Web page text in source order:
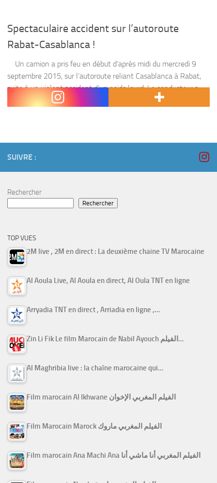
Spectaculaire accident sur l’autoroute
Rabat-Casablanca !
Un camion a pris feu en début d’après midi du mercredi 9
septembre 2015, sur l’autoroute reliant Casablanca à Rabat,
suite à un violent accident d’un poids lourd. Le conducteur a
SUIVRE :
Rechercher
Rechercher
TOP VUES
2M live , 2M en direct : La deuxième chaine TV Marocaine
Al Aoula Live, Al Aoula en direct, Al Oula TNT en ligne
Arryadia TNT en direct , Arriadia en ligne ,…
Zin Li Fik Le film Marocain de Nabil Ayouch الفيلم…
Al Maghribia live : la chaîne marocaine qui…
Film marocain Al Ikhwane الفيلم المغربي الإخوان
Film Marocain Marock الفيلم المغربي ماروك
Film marocain Ana Machi Ana الفيلم المغربي أنا ماشي أنا